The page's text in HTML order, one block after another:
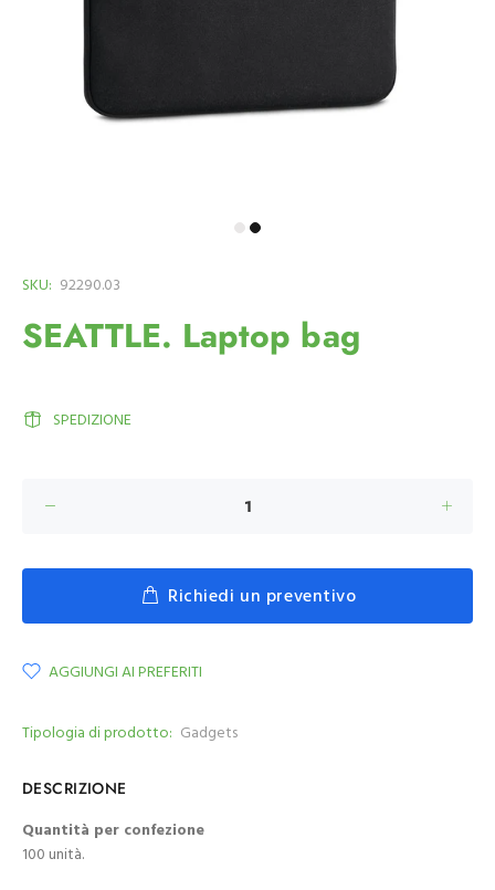
SKU: 92290.03
SEATTLE. Laptop bag
SPEDIZIONE
Richiedi un preventivo
AGGIUNGI AI PREFERITI
Tipologia di prodotto: Gadgets
DESCRIZIONE
Quantità per confezione
100 unità.